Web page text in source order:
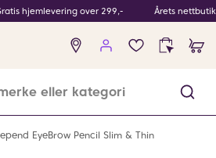
hjemlevering over 299,- Årets
Ingen
produkter
EyeBrow Pencil Slim & Thin